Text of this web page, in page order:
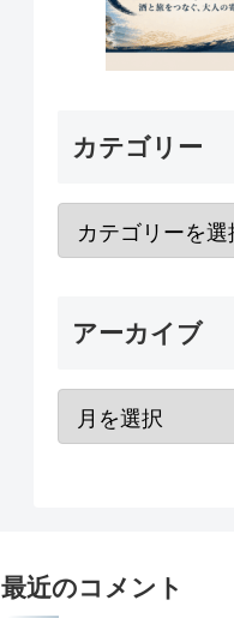
カテゴリー
アーカイブ
最近のコメント